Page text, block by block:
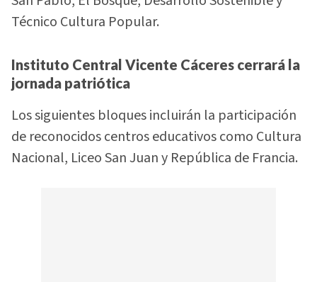
Técnico Cultura Popular.
Instituto Central Vicente Cáceres cerrará la
jornada patriótica
Los siguientes bloques incluirán la participación
de reconocidos centros educativos como Cultura
Nacional, Liceo San Juan y República de Francia.